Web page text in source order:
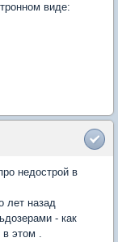
виде:
недострой в
лет назад
- как
в этом .